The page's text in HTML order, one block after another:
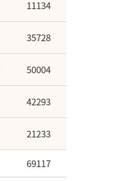
11134
35728
50004
42293
21233
69117